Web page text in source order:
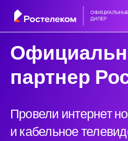
партнер
Провели интернет
и кабельное